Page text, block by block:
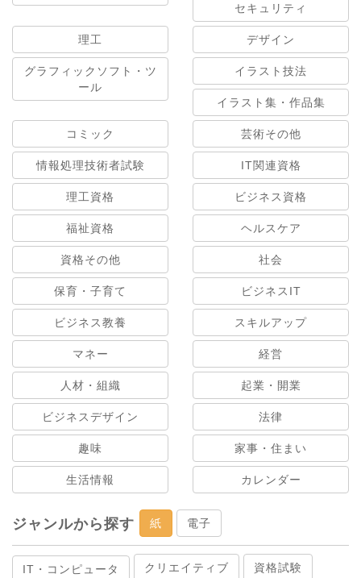
セキュリティ
理工 デザイン
グラフィックソフト・ツ
ール
イラスト技法
イラスト集・作品集
コミック 芸術その他
情報処理技術者試験 IT関連資格
理工資格 ビジネス資格
福祉資格 ヘルスケア
資格その他 社会
保育・子育て ビジネスIT
ビジネス教養 スキルアップ
マネー 経営
人材・組織 起業・開業
ビジネスデザイン 法律
趣味 家事・住まい
生活情報 カレンダー
ジャンルから探す 紙 電子
IT・コンピュータ クリエイティブ 資格試験